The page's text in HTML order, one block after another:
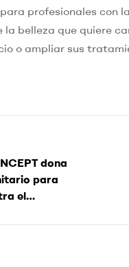
profesionales con
la belleza que quiere
o ampliar sus
dona
para
el